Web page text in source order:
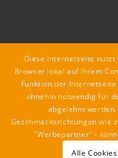
deli ::: lounge : café :
Dorfstraße 18
8435 Leitring
tel +43 3452 89079
mail office@deli.co.at
Diese Internetseite nutzt
Browser lokal auf Ihrem
Funktion der
ohnehin notwendig für
abgelehnt
Geschmacksrichtungen wie
"Werbepartner" -
Alle